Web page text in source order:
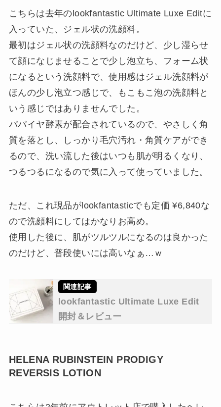
こちらは去年のlookfantastic Ultimate Luxe Editに
入っていた、ジェル状の洗顔料。
最初はジェル状の洗顔料なのだけど、少し湿らせ
て顔になじませることで少し泡立ち、フォーム状
になるという洗顔料で、使用感はジェル洗顔料が
ほんの少し泡立つ感じで、もこもこ泡の洗顔料と
いう感じではありませんでした。
パパイヤ酵素が配合されているので、やさしく角
質を落とし、しっかり毛穴汚れ・角質ケアができ
るので、洗い流した後はいつも肌が明るくなり、
つるつるになるので気に入って使っていました。
ただ、これ現品がlookfantasticでも定価 ¥6,840な
ので洗顔料にしてはかなりお高め。
使用した後に、肌がツルツルになるのは良かった
のだけど、普段使いには高いなぁ…ｗ
lookfantastic Ultimate Luxe Edit
開封＆レビュー
HELENA RUBINSTEIN PRODIGY
REVERSIS LOTION